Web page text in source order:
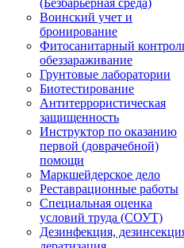
(Безбарьерная среда)
Воинский учет и
бронирование
Фитосанитарный
обеззараживание
Грунтовые лаборатории
Биотестирование
Антитеррористическая
защищенность
Инструктор по оказанию
первой (доврачебной)
помощи
Маркшейдерское дело
Реставрационные работы
Специальная оценка
условий труда (СОУТ)
Дезинфекция,